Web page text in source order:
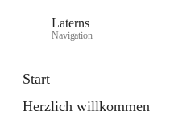
Laterns
Navigation
Start
Herzlich willkommen